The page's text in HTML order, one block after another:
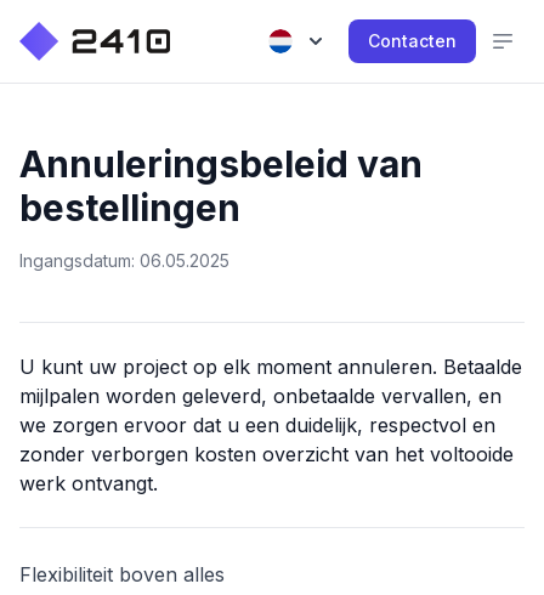
Contacten
Annuleringsbeleid van
bestellingen
Ingangsdatum: 06.05.2025
U kunt uw project op elk moment annuleren. Betaalde
mijlpalen worden geleverd, onbetaalde vervallen, en
we zorgen ervoor dat u een duidelijk, respectvol en
zonder verborgen kosten overzicht van het voltooide
werk ontvangt.
Flexibiliteit boven alles